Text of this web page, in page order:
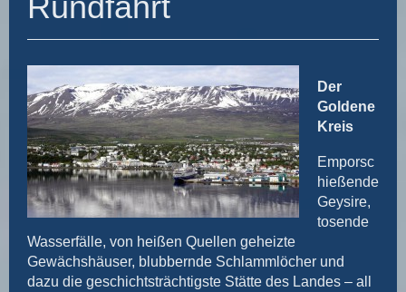
Der
Goldene
Kreis
Emporsc
hießende
Geysire,
tosende
Wasserfälle, von heißen Quellen geheizte
Gewächshäuser, blubbernde Schlammlöcher und
dazu die geschichtsträchtigste Stätte des Landes – all